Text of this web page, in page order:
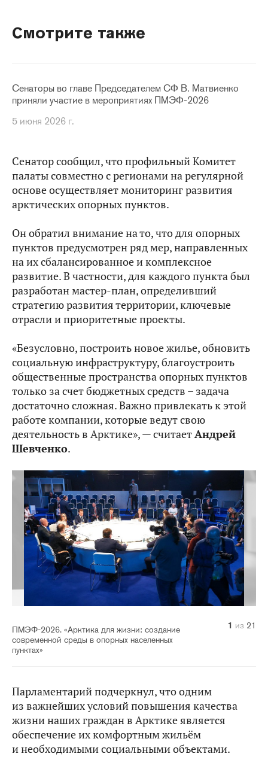
Смотрите также
Сенаторы во главе Председателем СФ В. Матвиенко
приняли участие в мероприятиях ПМЭФ-2026
5 июня 2026 г.
Сенатор сообщил, что профильный Комитет
палаты совместно с регионами на регулярной
основе осуществляет мониторинг развития
арктических опорных пунктов.
Он обратил внимание на то, что для опорных
пунктов предусмотрен ряд мер, направленных
на их сбалансированное и комплексное
развитие. В частности, для каждого пункта был
разработан мастер-план, определивший
стратегию развития территории, ключевые
отрасли и приоритетные проекты.
«Безусловно, построить новое жилье, обновить
социальную инфраструктуру, благоустроить
общественные пространства опорных пунктов
только за счет бюджетных средств – задача
достаточно сложная. Важно привлекать к этой
работе компании, которые ведут свою
деятельность в Арктике», — считаетАндрей
Шевченко.
ПМЭФ-2026. «Арктика для жизни: создание
современной среды в опорных населенных
пунктах»
1 из 21
2 из 21
3 из 21
4 из 21
5 из 21
6 из 21
7 из 21
8 из 21
9 из 21
10 из 21
11 из 21
12 из 21
13 из 21
14 из 21
15 из 21
16 из 21
17 из 21
18 из 21
19 из 21
20 из 21
21 из 21
Парламентарий подчеркнул, что одним
из важнейших условий повышения качества
жизни наших граждан в Арктике является
обеспечение их комфортным жильём
и необходимыми социальными объектами.